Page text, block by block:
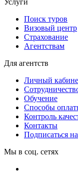
Поиск туров
Визовый центр
Страхование
Агентствам
Для агентств
Личный
Обучение
Способы
Контроль
Контакты
Подписаться
Мы в соц. сетях